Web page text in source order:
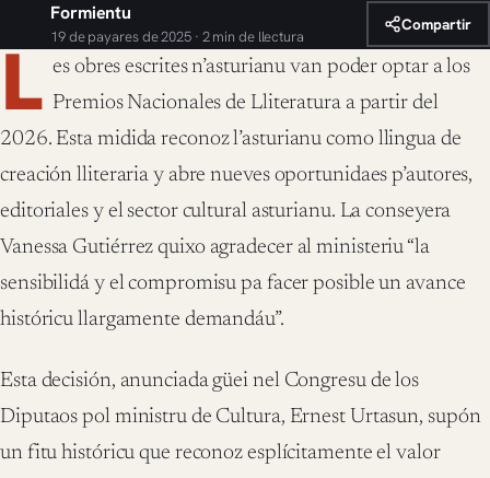
Formientu
19 de payares de 2025 · 2 min de llectura
Compartir
L es obres escrites n’asturianu van poder optar a los
Premios Nacionales de Lliteratura a partir del
2026. Esta midida reconoz l’asturianu como llingua de
creación lliteraria y abre nueves oportunidaes p’autores,
editoriales y el sector cultural asturianu. La conseyera
Vanessa Gutiérrez quixo agradecer al ministeriu “la
sensibilidá y el compromisu pa facer posible un avance
históricu llargamente demandáu”.
Esta decisión, anunciada güei nel Congresu de los
Diputaos pol ministru de Cultura, Ernest Urtasun, supón
un fitu históricu que reconoz esplícitamente el valor